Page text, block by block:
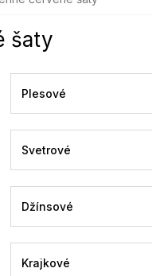
šaty
Plesové
Svetrové
Džínsové
Krajkové